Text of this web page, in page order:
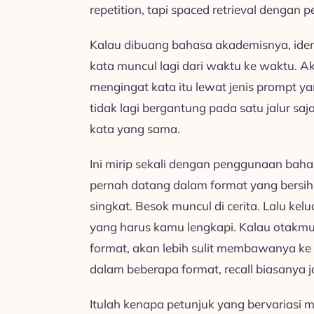
repetition, tapi spaced retrieval dengan
Kalau dibuang bahasa akademisnya,
kata muncul lagi dari waktu ke waktu.
mengingat kata itu lewat jenis prompt
tidak lagi bergantung pada satu jalur
kata yang sama.
Ini mirip sekali dengan penggunaan
pernah datang dalam format yang
singkat. Besok muncul di cerita. Lalu
yang harus kamu lengkapi. Kalau
format, akan lebih sulit membawanya
dalam beberapa format, recall biasanya
Itulah kenapa petunjuk yang bervariasi